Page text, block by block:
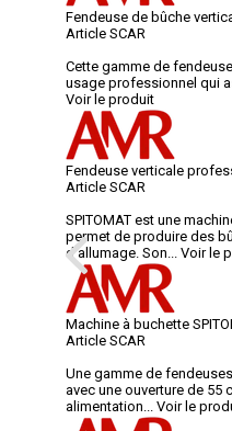
Fendeuse de bûche
Article SCAR
Cette gamme de
usage professionnel qui
Voir le produit
Fendeuse verticale
Article SCAR
SPITOMAT est une
permet de produire des
d’allumage. Son...
Voir le
Machine à buchette
Article SCAR
Une gamme de
avec une ouverture de 55
alimentation...
Voir le